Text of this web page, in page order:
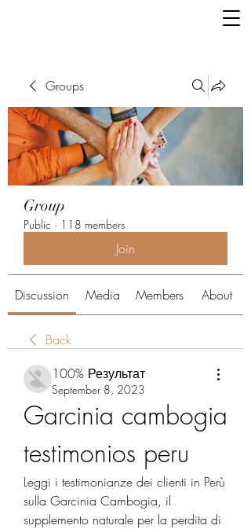
Groups
Group
Public · 118 members
Join
Discussion Media Members About
Back
100% Результат
September 8, 2023
Garcinia cambogia
testimonios peru
Leggi i testimonianze dei clienti in Perù
sulla Garcinia Cambogia, il
supplemento naturale per la perdita di